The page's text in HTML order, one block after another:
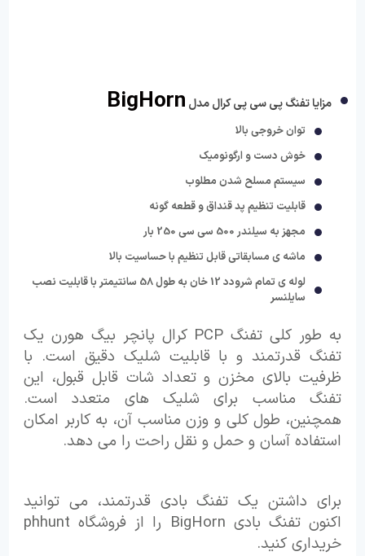
مزایا تفنگ پی سی پی کرال مدل BigHorn
توان خروجی بالا
خوش دست و ارگونومیک
سیستم مسلح شدن مطلوب
قابلیت تنظیم پد قنداق و قطعه گونه
مجهز به سیلندر 500 سی سی 250 بار
ماشه ی مسابقاتی قابل تنظیم با حساسیت بالا
لوله ی تمام شرودد 12 خان به طول 58 سانتیمتر با قابلیت نصب
سایلنسر
به طور کلی تفنگ PCP کرال پانچر بیگ هورن یک
تفنگ قدرتمند و با قابلیت شلیک دقیق است. با
ظرفیت بالای مخزن و تعداد شات قابل قبول، این
تفنگ مناسب برای شلیک های متعدد است.
همچنین، طول کلی و وزن مناسب آن، به کاربر امکان
استفاده آسان و حمل و نقل راحت را می دهد.
برای داشتن یک تفنگ بادی قدرتمند، می توانید
اکنون تفنگ بادی BigHorn را از فروشگاه phhunt
خریداری کنید.